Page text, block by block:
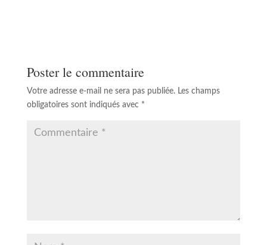
Poster le commentaire
Votre adresse e-mail ne sera pas publiée. Les champs
obligatoires sont indiqués avec *